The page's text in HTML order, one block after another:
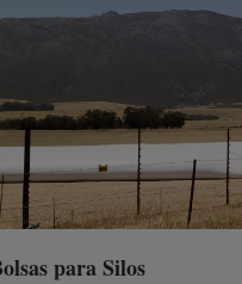
para Silos